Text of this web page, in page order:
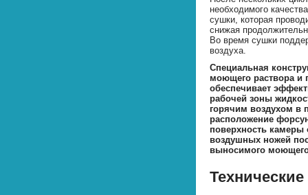
необходимого
сушки, которая
снижая
Во время сушки
воздуха.
Специальная
моющего раствора и
обеспечивает
рабочей зоны
горячим воздухом в
расположение
поверхность камеры
воздушных ножей
выносимого